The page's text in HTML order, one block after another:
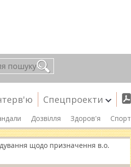
Спецпроекти
Дозвілля Здоров'я Спорт
щодо призначення в.о.